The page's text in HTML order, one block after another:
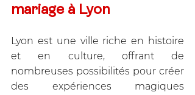
mariage à Lyon
Lyon est une ville riche en histoire
et en culture, offrant de
nombreuses possibilités pour créer
des expériences magiques